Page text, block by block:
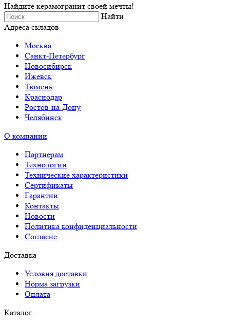
Найдите керамогранит своей мечты!
Найти
Адреса складов
Москва
Санкт-Петербург
Новосибирск
Ижевск
Тюмень
Краснодар
Ростов-на-Дону
Челябинск
О компании
Партнерам
Технологии
Технические характеристики
Сертификаты
Гарантии
Контакты
Новости
Политика конфиденциальности
Согласие
Доставка
Условия доставки
Норма загрузки
Оплата
Каталог